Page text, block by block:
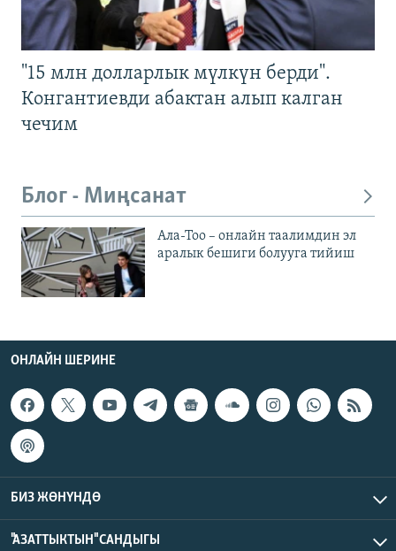
"15 млн долларлык мүлкүн берди".
Конгантиевди абактан алып калган
чечим
Блог - Миңсанат
Ала-Тоо – онлайн таалимдин эл
аралык бешиги болууга тийиш
ОНЛАЙН ШЕРИНЕ
БИЗ ЖӨНҮНДӨ
"АЗАТТЫКТЫН" САНДЫГЫ